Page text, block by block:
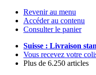
Revenir au menu
Accéder au contenu
Consulter le panier
Suisse : Livraison
Vous recevez votre
Plus de 6.250 articles